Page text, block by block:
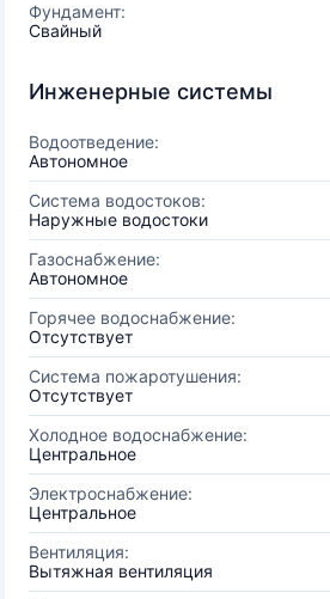
Фундамент:
Свайный
Инженерные системы
Водоотведение:
Автономное
Система водостоков:
Наружные водостоки
Газоснабжение:
Автономное
Горячее водоснабжение:
Отсутствует
Система пожаротушения:
Отсутствует
Холодное водоснабжение:
Центральное
Электроснабжение:
Центральное
Вентиляция:
Вытяжная вентиляция